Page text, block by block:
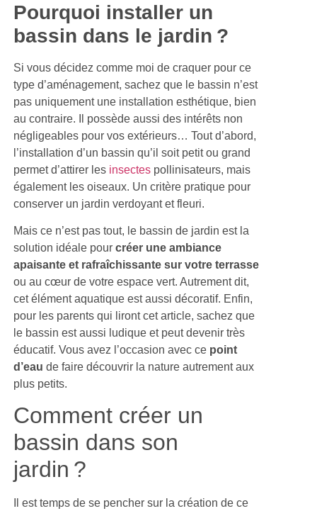
Pourquoi installer un
bassin dans le jardin ?
Si vous décidez comme moi de craquer pour ce
type d’aménagement, sachez que le bassin n’est
pas uniquement une installation esthétique, bien
au contraire. Il possède aussi des intérêts non
négligeables pour vos extérieurs… Tout d’abord,
l’installation d’un bassin qu’il soit petit ou grand
permet d’attirer les insectes pollinisateurs, mais
également les oiseaux. Un critère pratique pour
conserver un jardin verdoyant et fleuri.
Mais ce n’est pas tout, le bassin de jardin est la
solution idéale pour créer une ambiance
apaisante et rafraîchissante sur votre terrasse
ou au cœur de votre espace vert. Autrement dit,
cet élément aquatique est aussi décoratif. Enfin,
pour les parents qui liront cet article, sachez que
le bassin est aussi ludique et peut devenir très
éducatif. Vous avez l’occasion avec ce point
d’eau de faire découvrir la nature autrement aux
plus petits.
Comment créer un
bassin dans son
jardin ?
Il est temps de se pencher sur la création de ce